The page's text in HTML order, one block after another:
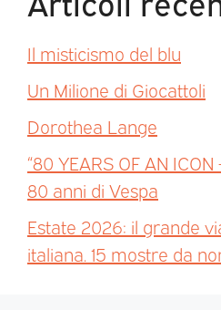
Il misticismo del blu
Un Milione di Giocattoli
Dorothea Lange
“80 YEARS OF AN ICON
80 anni di Vespa
Estate 2026: il grande
italiana. 15 mostre da